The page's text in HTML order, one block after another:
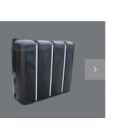
Στενές δεξαμενές –
Οβάλ